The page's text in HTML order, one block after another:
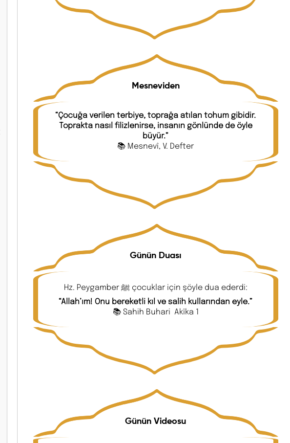
Mesneviden
“Çocuğa verilen terbiye, toprağa atılan tohum gibidir.
Toprakta nasıl filizlenirse, insanın gönlünde de öyle
büyür.”
📚 Mesnevî, V. Defter
Günün Duası
Hz. Peygamber ﷺ çocuklar için şöyle dua ederdi:
“Allah’ım! Onu bereketli kıl ve salih kullarından eyle.”
📚 Sahih Buhari Akîka 1
Günün Videosu